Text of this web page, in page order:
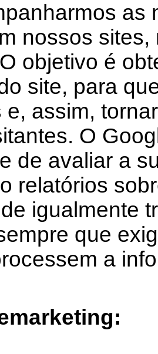
as
nossos
objetivo é
site, para
e, assim,
O
de avaliar a
relatórios
igualmente
que
a